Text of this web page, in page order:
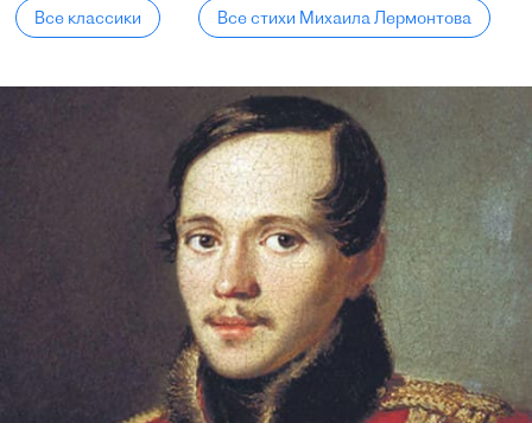
Все классики Все стихи Михаила Лермонтова